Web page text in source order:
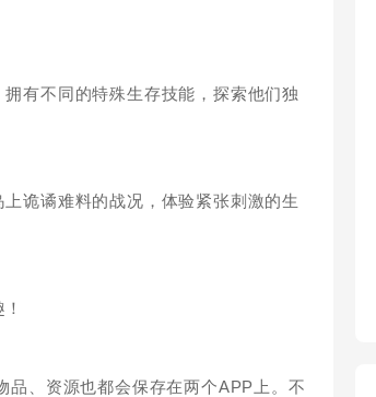
有不同的特殊生存技能，探索他们独
诡谲难料的战况，体验紧张刺激的生
、资源也都会保存在两个APP上。不